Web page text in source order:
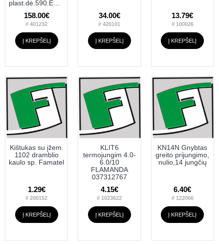
158.00€
# 401232
Į KREPŠELĮ
34.00€
# 420101
Į KREPŠELĮ
13.79€
# 100026
Į KREPŠELĮ
Kištukas su įžem.
1102 dramblio
kaulo sp. Famatel
1.29€
# 200152
Į KREPŠELĮ
KLIT6
termojungim 4.0-
6.0/10
FLAMANDA
037312767
4.15€
# 1023622
Į KREPŠELĮ
KN14N Gnybtas
greito prijungimo,
nulio,14 jungčių
6.40€
# 122066
Į KREPŠELĮ